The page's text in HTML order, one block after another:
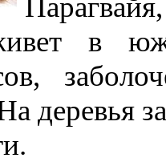
в
деревья